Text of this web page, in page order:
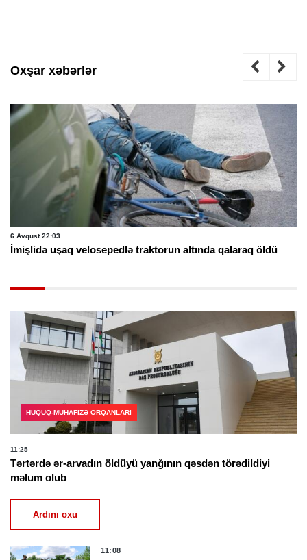
Oxşar xəbərlər
6 Avqust 22:03
İmişlidə uşaq velosepedlə traktorun altında qalaraq öldü
HÜQUQ-MÜHAFIZƏ ORQANLARI
11:25
Tərtərdə ər-arvadın öldüyü yanğının qəsdən törədildiyi
məlum olub
Ardını oxu
11:08